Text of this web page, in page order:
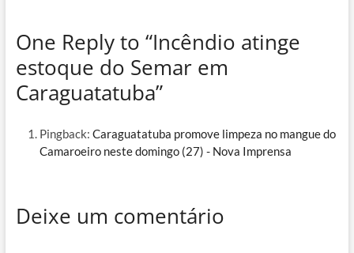
One Reply to “Incêndio atinge
estoque do Semar em
Caraguatatuba”
Pingback: Caraguatatuba promove limpeza no mangue do
Camaroeiro neste domingo (27) - Nova Imprensa
Deixe um comentário